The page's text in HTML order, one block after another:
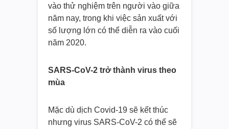
vào thử nghiệm trên người vào giữa
năm nay, trong khi việc sản xuất với
số lượng lớn có thể diễn ra vào cuối
năm 2020.
SARS-CoV-2 trở thành virus theo
mùa
Mặc dù dịch Covid-19 sẽ kết thúc
nhưng virus SARS-CoV-2 có thể sẽ